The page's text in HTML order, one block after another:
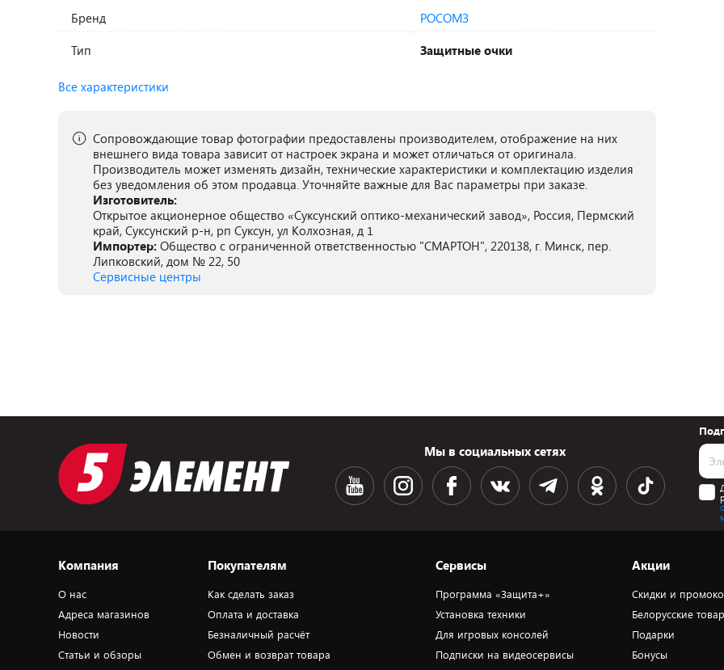
Бренд
РОСОМЗ
Тип
Защитные очки
Все характеристики
Сопровождающие товар фотографии предоставлены производителем, отображение на них
внешнего вида товара зависит от настроек экрана и может отличаться от оригинала.
Производитель может изменять дизайн, технические характеристики и комплектацию изделия
без уведомления об этом продавца. Уточняйте важные для Вас параметры при заказе.
Изготовитель:
Открытое акционерное общество «Суксунский оптико-механический завод», Россия, Пермский
край, Суксунский р-н, рп Суксун, ул Колхозная, д 1
Импортер: Общество с ограниченной ответственностью "СМАРТОН", 220138, г. Минск, пер.
Липковский, дом № 22, 50
Сервисные центры
Мы в социальных сетях
Компания
О нас
Адреса магазинов
Новости
Статьи и обзоры
Покупателям
Как сделать заказ
Оплата и доставка
Безналичный расчёт
Обмен и возврат товара
Сервисы
Программа «Защита+»
Установка техники
Для игровых консолей
Подписки на видеосервисы
Акции
Скидки и
Белорусские
Подарки
Бонусы